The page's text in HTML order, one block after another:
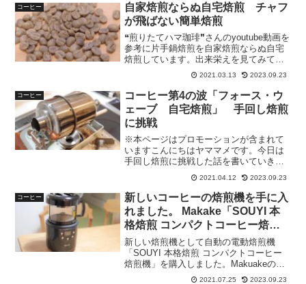
コーヒー
自家焙煎ならぬ自宅焙煎 チャフ
が飛ばない簡単焙煎
❝煎りたてハマ珈琲❞さんのyoutube動画を
参考に片手鍋焙煎を自家焙煎ならぬ自宅
焙煎しています。出来栄えを見てみてく
2021.03.13 2023.09.23
コーヒー
コーヒー第4の波「フォース・ウ
ェーブ 自宅焙煎」 手回し焙煎
に挑戦
※本ページはプロモーションが含まれて
いますこんにちはヤママメです。今日は
手回し焙煎に挑戦した話を書いていきた
いと思います。コーヒーは現在第4の波
「フォース・ウェーブ」がきているそう
です。「フォース・ウェーブ」はずばり
自宅焙煎だそうです。↓の...
2021.04.12 2023.09.23
コーヒー
新しいコーヒーの焙煎機を手に入
れました。 Makake「SOUYI 本
格焙煎 コンパクトコーヒー焙煎
機」
新しい焙煎機として自動の電動焙煎機
「SOUYI 本格焙煎 コンパクトコーヒー
焙煎機」を購入しました。Makuakeの応
援購入です。購入レビューです。
2021.07.25 2023.09.23